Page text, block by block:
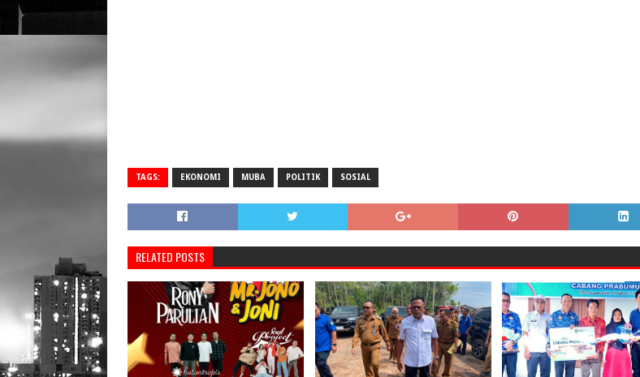
TAGS: EKONOMI MUBA POLITIK SOSIAL
RELATED POSTS